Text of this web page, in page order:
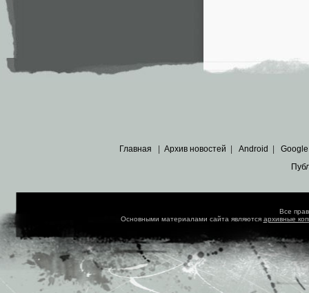
Главная Архив новостей Android Google
Все
Основными материалами сайта являются архивные